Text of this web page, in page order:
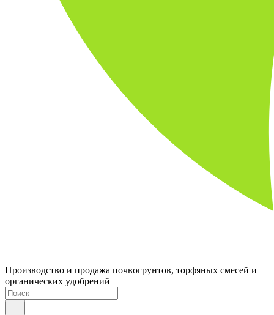
Производство и продажа почвогрунтов, торфяных смесей и
органических удобрений